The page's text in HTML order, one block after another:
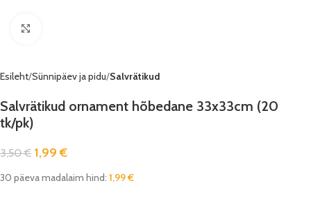
Esileht Sünnipäev ja pidu Salvrätikud
Salvrätikud ornament hõbedane 33x33cm (20
tk/pk)
3,50€ 1,99€
30 päeva madalaim hind: 1,99€